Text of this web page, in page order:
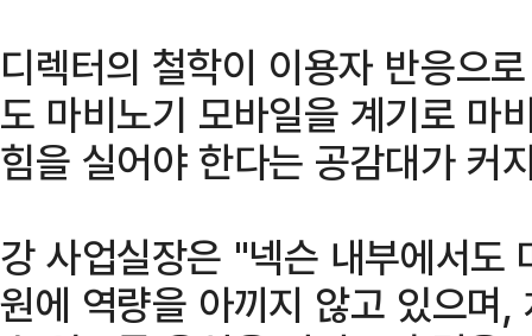
디렉터의 철학이 이용자 반응으
도 마비노기 모바일을 계기로 마
힘을 실어야 한다는 공감대가 커
강 사업실장은 "넥슨 내부에서도
원에 역량을 아끼지 않고 있으며